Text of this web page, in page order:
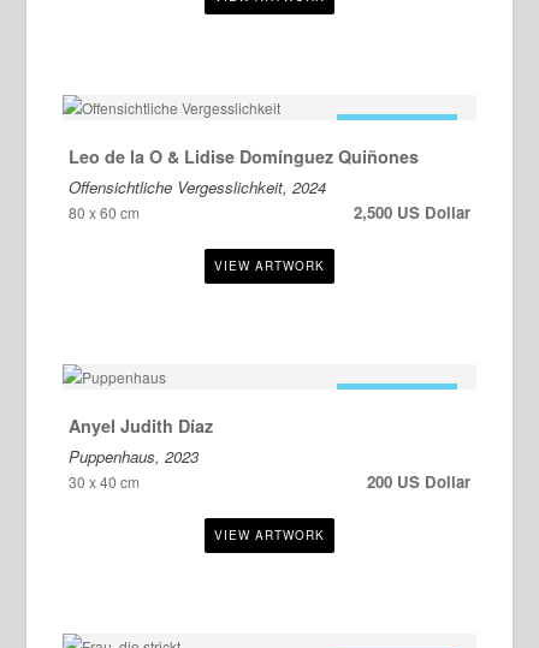
Leo de la O & Lidise Domínguez Quiñones
Offensichtliche Vergesslichkeit, 2024
80 x 60 cm 2,500 US Dollar
Anyel Judith Díaz
Puppenhaus, 2023
30 x 40 cm 200 US Dollar